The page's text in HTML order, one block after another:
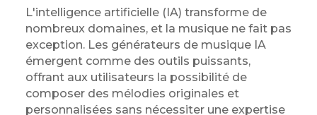
L'intelligence artificielle (IA) transforme de
nombreux domaines, et la musique ne fait pas
exception. Les générateurs de musique IA
émergent comme des outils puissants,
offrant aux utilisateurs la possibilité de
composer des mélodies originales et
personnalisées sans nécessiter une expertise